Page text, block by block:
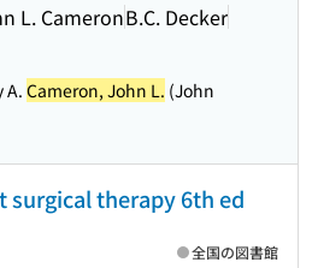
L. CameronB.C. Decker
A. Cameron, John L. (John
surgical therapy 6th ed
全国の図書館